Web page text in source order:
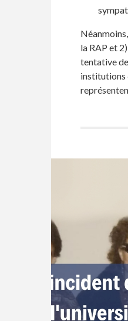
la RAP et
tentative
institutions